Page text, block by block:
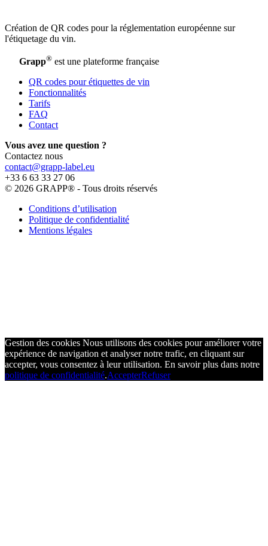
Création de QR codes pour la réglementation européenne sur
l'étiquetage du vin.
Grapp® est une plateforme française
QR codes pour étiquettes de vin
Fonctionnalités
Tarifs
FAQ
Contact
Vous avez une question ?
Contactez nous
contact@grapp-label.eu
+33 6 63 33 27 06
© 2026 GRAPP® - Tous droits réservés
Conditions d’utilisation
Politique de confidentialité
Mentions légales
Gestion des cookies Nous utilisons des cookies pour améliorer votre
expérience de navigation et analyser notre trafic, en cliquant sur
accepter, vous consentez à leur utilisation. En savoir plus dans notre
politique de confidentialité.AccepterRefuser